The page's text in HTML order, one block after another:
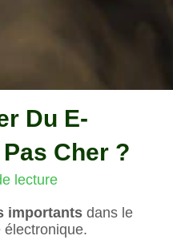
Du E-
Cher ?
lecture
importantsdans le
électronique.